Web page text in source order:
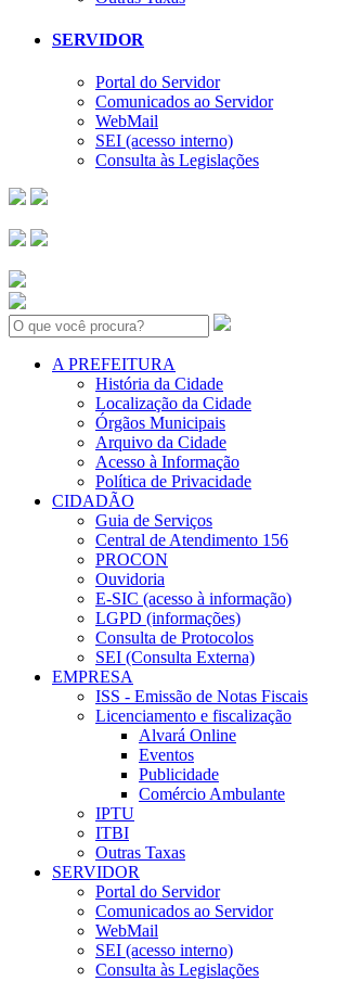
SERVIDOR
Portal do Servidor
Comunicados ao Servidor
WebMail
SEI (acesso interno)
Consulta às Legislações
Search:
A PREFEITURA
História da Cidade
Localização da Cidade
Órgãos Municipais
Arquivo da Cidade
Acesso à Informação
Política de Privacidade
CIDADÃO
Guia de Serviços
Central de Atendimento 156
PROCON
Ouvidoria
E-SIC (acesso à informação)
LGPD (informações)
Consulta de Protocolos
SEI (Consulta Externa)
EMPRESA
ISS - Emissão de Notas Fiscais
Licenciamento e fiscalização
Alvará Online
Eventos
Publicidade
Comércio Ambulante
IPTU
ITBI
Outras Taxas
SERVIDOR
Portal do Servidor
Comunicados ao Servidor
WebMail
SEI (acesso interno)
Consulta às Legislações